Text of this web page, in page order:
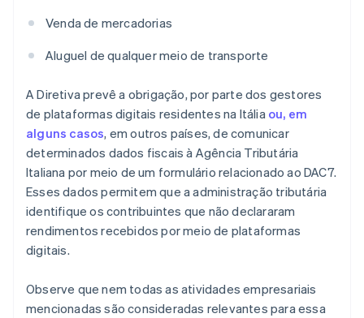
Venda de mercadorias
Aluguel de qualquer meio de transporte
A Diretiva prevê a obrigação, por parte dos gestores
de plataformas digitais residentes na Itália ou, em
alguns casos, em outros países, de comunicar
determinados dados fiscais à Agência Tributária
Italiana por meio de um formulário relacionado ao DAC7.
Esses dados permitem que a administração tributária
identifique os contribuintes que não declararam
rendimentos recebidos por meio de plataformas
digitais.
Observe que nem todas as atividades empresariais
mencionadas são consideradas relevantes para essa